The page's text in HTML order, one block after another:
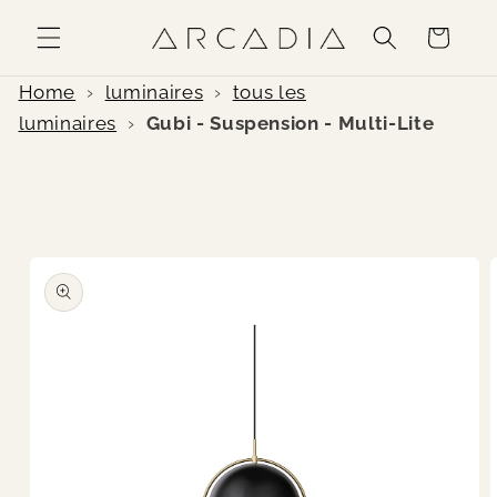
passer
au
Panier
Home › luminaires › tous les
luminaires › Gubi - Suspension - Multi-Lite
produits